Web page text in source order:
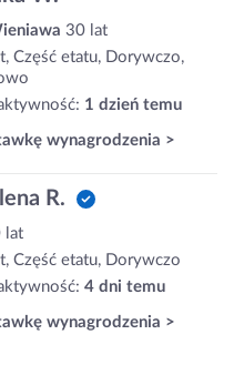
30 lat
Część etatu, Dorywczo,
1 dzień temu
wynagrodzenia >
R.
lat
Część etatu, Dorywczo
4 dni temu
wynagrodzenia >